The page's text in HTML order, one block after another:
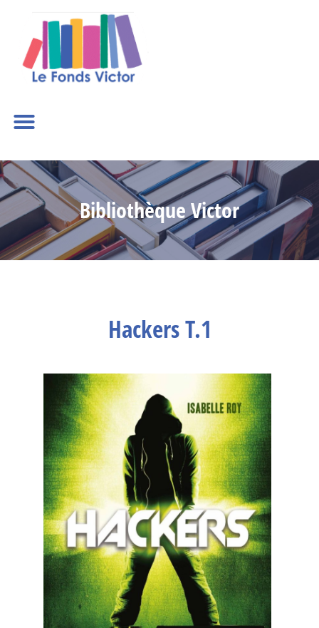
Bibliothèque Victor
Hackers T.1